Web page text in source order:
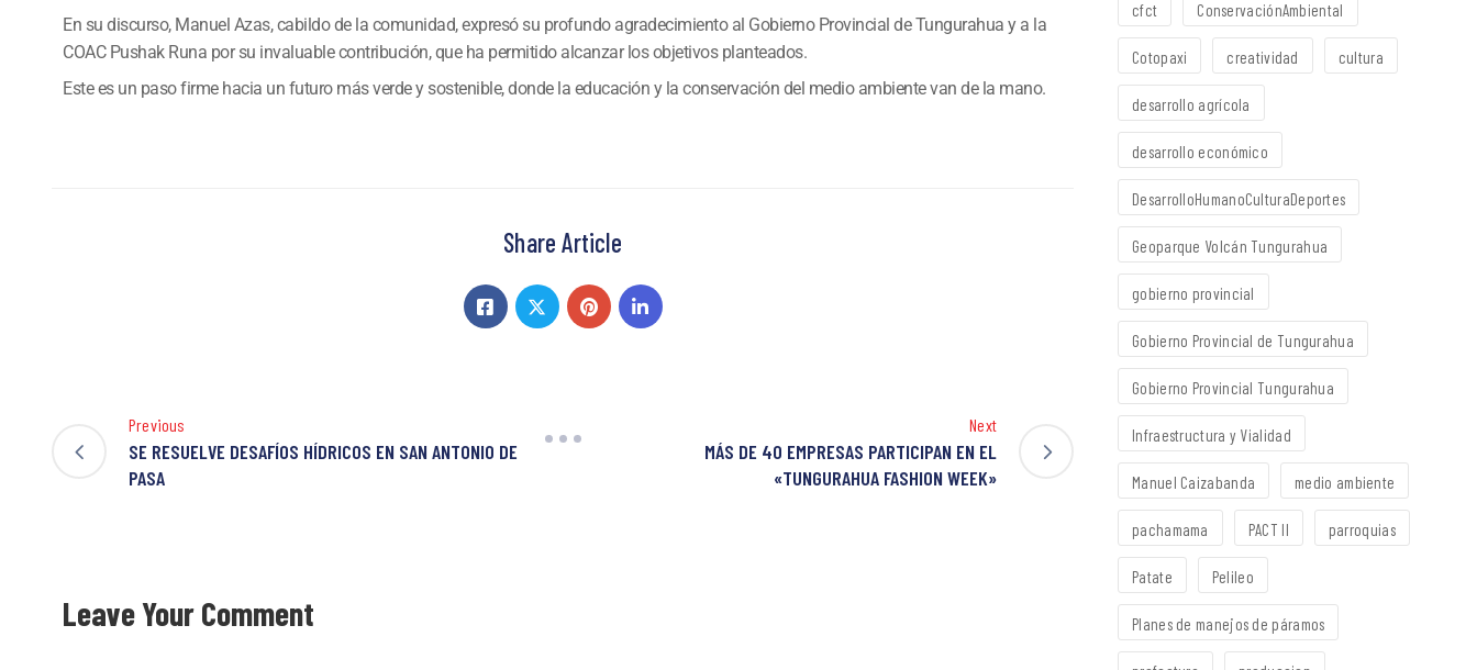
En su discurso, Manuel Azas, cabildo de la comunidad, expresó su profundo agradecimiento al Gobierno Provincial de Tungurahua y a la
COAC Pushak Runa por su invaluable contribución, que ha permitido alcanzar los objetivos planteados.
Este es un paso firme hacia un futuro más verde y sostenible, donde la educación y la conservación del medio ambiente van de la mano.
Share Article
Previous
SE RESUELVE DESAFÍOS HÍDRICOS EN SAN ANTONIO DE
PASA
Next
MÁS DE 40 EMPRESAS PARTICIPAN EN EL
«TUNGURAHUA FASHION WEEK»
Leave Your Comment
cfct ConservaciónAmbiental
Cotopaxi creatividad cultura
desarrollo agrícola
desarrollo económico
DesarrolloHumanoCulturaDeportes
Geoparque Volcán Tungurahua
gobierno provincial
Gobierno Provincial de Tungurahua
Gobierno Provincial Tungurahua
Infraestructura y Vialidad
Manuel Caizabanda medio ambiente
pachamama PACT II parroquias
Patate Pelileo
Planes de manejos de páramos